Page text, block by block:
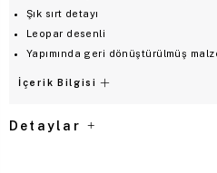
Şık sırt detayı
Leopar desenli
Yapımında geri dönüştürülmüş
İçerik Bilgisi
Detaylar